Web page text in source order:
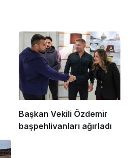
Başkan Vekili Özdemir
başpehlivanları ağırladı